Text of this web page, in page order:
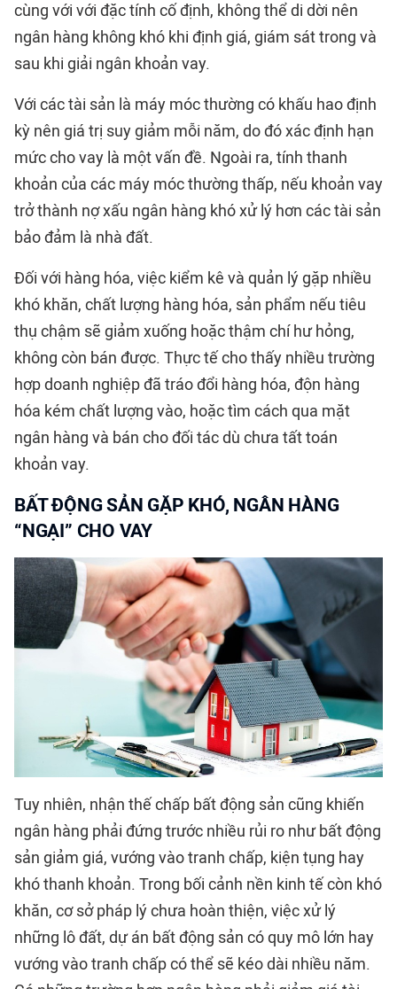
cùng với với đặc tính cố định, không thể di dời nên
ngân hàng không khó khi định giá, giám sát trong và
sau khi giải ngân khoản vay.
Với các tài sản là máy móc thường có khấu hao định
kỳ nên giá trị suy giảm mỗi năm, do đó xác định hạn
mức cho vay là một vấn đề. Ngoài ra, tính thanh
khoản của các máy móc thường thấp, nếu khoản vay
trở thành nợ xấu ngân hàng khó xử lý hơn các tài sản
bảo đảm là nhà đất.
Đối với hàng hóa, việc kiểm kê và quản lý gặp nhiều
khó khăn, chất lượng hàng hóa, sản phẩm nếu tiêu
thụ chậm sẽ giảm xuống hoặc thậm chí hư hỏng,
không còn bán được. Thực tế cho thấy nhiều trường
hợp doanh nghiệp đã tráo đổi hàng hóa, độn hàng
hóa kém chất lượng vào, hoặc tìm cách qua mặt
ngân hàng và bán cho đối tác dù chưa tất toán
khoản vay.
BẤT ĐỘNG SẢN GẶP KHÓ, NGÂN HÀNG
“NGẠI” CHO VAY
Tuy nhiên, nhận thế chấp bất động sản cũng khiến
ngân hàng phải đứng trước nhiều rủi ro như bất động
sản giảm giá, vướng vào tranh chấp, kiện tụng hay
khó thanh khoản. Trong bối cảnh nền kinh tế còn khó
khăn, cơ sở pháp lý chưa hoàn thiện, việc xử lý
những lô đất, dự án bất động sản có quy mô lớn hay
vướng vào tranh chấp có thể sẽ kéo dài nhiều năm.